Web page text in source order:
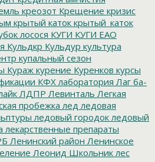
креозот Крещение кризис
крытый каток крытый_каток
лосося КУГИ КУГИ ЕАО
Кульдкр Кульдур культура
купальный сезон
Кураж курение Куренков курсы
КФХ лаборатория Лаг ба-
ЛДПР Левинталь Легкая
пробежка лед ледовая
ледовый городок ледовый
лекарственные препараты
Ленинский район Ленинское
Леонид Школьник лес